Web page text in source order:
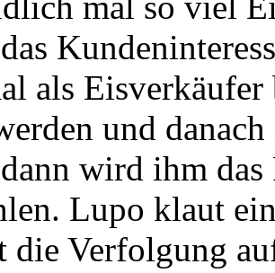
als
und
wird ihm
Lupo klaut
die Verfolgung